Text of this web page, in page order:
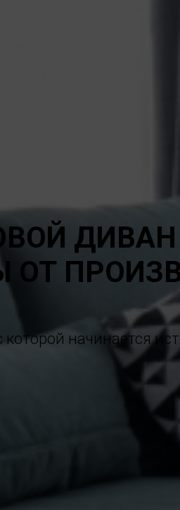
ОТ
которой начинается